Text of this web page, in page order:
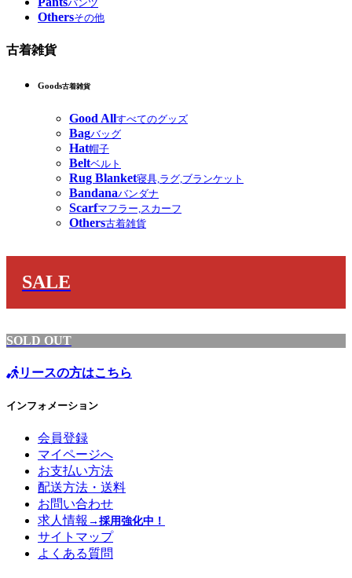
パンツ
Othersその他
古着雑貨
Goods古着雑貨
Good Allすべてのグッズ
Bagバッグ
Hat帽子
Beltベルト
Rug Blanket寝具,ラグ,ブランケット
Bandanaバンダナ
Scarfマフラー,スカーフ
Others古着雑貨
SALE
SOLD OUT
リースの方はこちら
インフォメーション
会員登録
マイページへ
お支払い方法
配送方法・送料
お問い合わせ
求人情報 →採用強化中！
サイトマップ
よくある質問